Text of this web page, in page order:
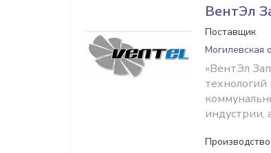
ВентЭл
Поставщик
Могилевская
«ВентЭл
индустрии,